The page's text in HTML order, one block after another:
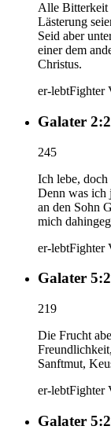
Alle Bitterkeit
Lästerung
Seid aber
einer dem
Christus.
er-lebtFighter
Galater
245
Ich lebe,
Denn was ich
an den Sohn
mich
er-lebtFighter
Galater
219
Die Frucht
Sanftmut,
er-lebtFighter
Galater